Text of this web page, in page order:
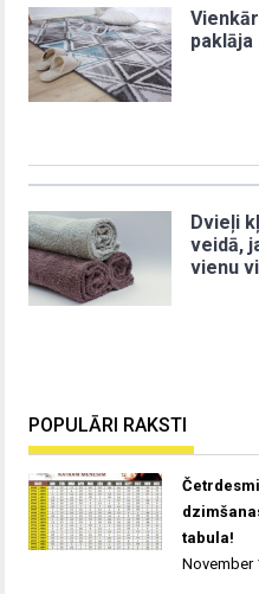
paklāja
Dvieļi
veidā,
vienu
POPULĀRI RAKSTI
tabula!
November